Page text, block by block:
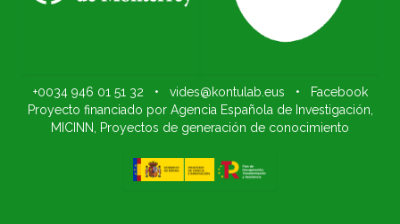
+0034 946 01 51 32 • vides@kontulab.eus •
Facebook
Proyecto financiado por Agencia Española de Investigación,
MICINN, Proyectos de generación de conocimiento